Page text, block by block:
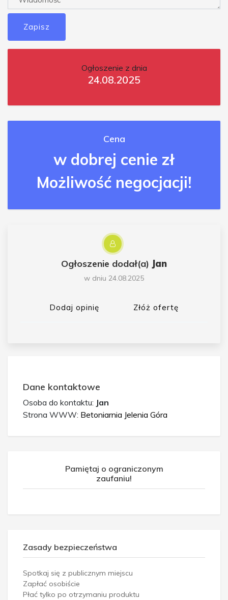
Zapisz
Ogłoszenie z dnia
24.08.2025
Cena
w dobrej cenie zł
Możliwość negocjacji!
Ogłoszenie dodał(a) Jan
w dniu 24.08.2025
Dodaj opinię Złóż ofertę
Dane kontaktowe
Osoba do kontaktu: Jan
Strona WWW: Betoniarnia Jelenia Góra
Pamiętaj o ograniczonym
zaufaniu!
Zasady bezpieczeństwa
Spotkaj się z publicznym miejscu
Zapłać osobiście
Płać tylko po otrzymaniu produktu